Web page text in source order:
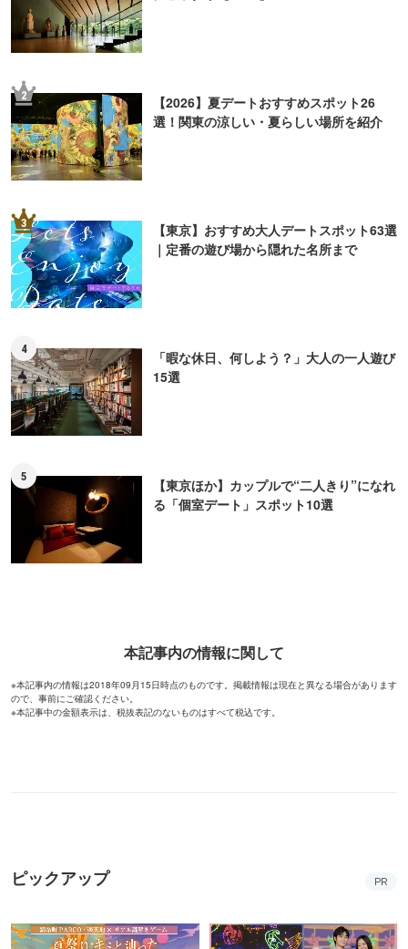
2
【2026】夏デートおすすめスポット26
選！関東の涼しい・夏らしい場所を紹介
3
【東京】おすすめ大人デートスポット63選
｜定番の遊び場から隠れた名所まで
4
「暇な休日、何しよう？」大人の一人遊び
15選
5
【東京ほか】カップルで“二人きり”になれ
る「個室デート」スポット10選
本記事内の情報に関して
※本記事内の情報は2018年09月15日時点のものです。掲載情報は現在と異なる場合があります
ので、事前にご確認ください。
※本記事中の金額表示は、税抜表記のないものはすべて税込です。
ピックアップ PR